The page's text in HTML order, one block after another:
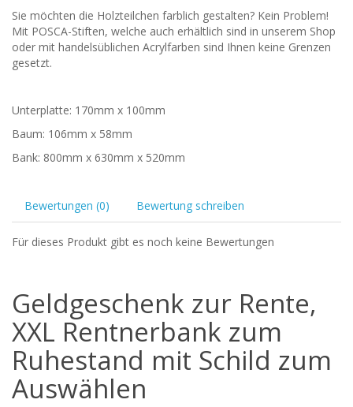
Sie möchten die Holzteilchen farblich gestalten? Kein Problem!
Mit POSCA-Stiften, welche auch erhältlich sind in unserem Shop
oder mit handelsüblichen Acrylfarben sind Ihnen keine Grenzen
gesetzt.
Unterplatte: 170mm x 100mm
Baum: 106mm x 58mm
Bank: 800mm x 630mm x 520mm
Bewertungen (0) Bewertung schreiben
Für dieses Produkt gibt es noch keine Bewertungen
Geldgeschenk zur Rente,
XXL Rentnerbank zum
Ruhestand mit Schild zum
Auswählen